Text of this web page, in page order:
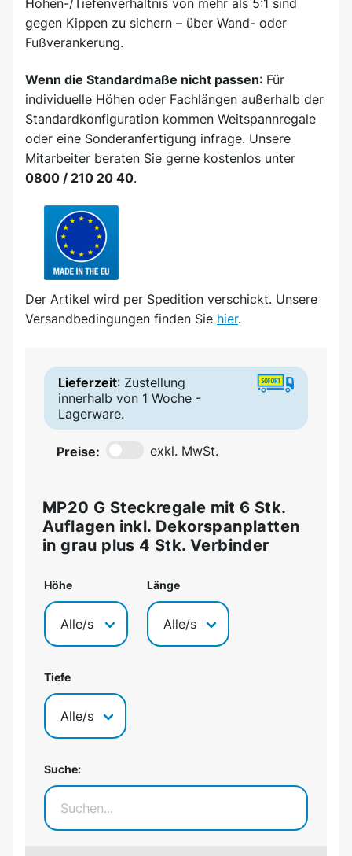
gegen Kippen zu sichern – über Wand- oder
Fußverankerung.
Wenn die Standardmaße nicht passen: Für
individuelle Höhen oder Fachlängen außerhalb der
Standardkonfiguration kommen Weitspannregale
oder eine Sonderanfertigung infrage. Unsere
Mitarbeiter beraten Sie gerne kostenlos unter
0800 / 210 20 40.
Der Artikel wird per Spedition verschickt. Unsere
Versandbedingungen finden Sie hier.
Lieferzeit: Zustellung
innerhalb von 1 Woche -
Lagerware.
Preise: exkl. MwSt.
MP20 G Steckregale mit 6 Stk.
Auflagen inkl. Dekorspanplatten
in grau plus 4 Stk. Verbinder
Höhe Länge
Tiefe
Suche: